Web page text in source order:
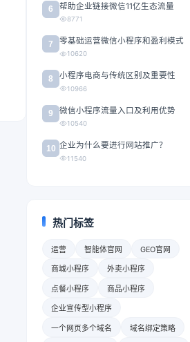
6 帮助企业链接微信11亿生态流量
8771
7 零基础运营微信小程序和盈利模式
10620
8 小程序电商与传统区别及重要性
10966
9 微信小程序流量入口及利用优势
10540
10 企业为什么要进行网站推广？
11540
热门标签
运营 智能体官网 GEO官网
商城小程序 外卖小程序
点餐小程序 商品小程序
企业宣传型小程序
一个网页多个域名 域名绑定策略